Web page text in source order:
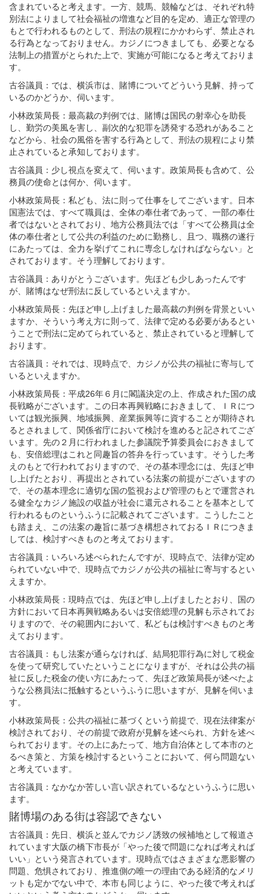
含まれていると考えます。一方、競馬、競輪などは、それぞれ特
別法によりまして社会福祉の増進など目的を定め、適正な管理の
もとで行われるものとして、刑法の規程にかかわらず、禁止され
る行為となっておりません。カジノにつきましても、必要となる
法制上の措置がとられた上で、実施が可能になると考えておりま
す。
古谷議員：では、横浜市は、賭博についてどういう見解、持って
いるのかどうか、伺います。
小林政策局長：最高裁の判例では、賭博は国民の射幸心を助長
し、勤労の美風を害し、副次的な犯罪を誘発する恐れがあること
などから、社会の風俗を害する行為として、刑法の規程により禁
止されていると承知しております。
古谷議員：少し視点を変えて、伺います。政策局長も含めて、公
務員の使命とは何か、伺います。
小林政策局長：私ども、法に則って仕事をしてございます。日本
国憲法では、すべて職員は、全体の奉仕者であって、一部の奉仕
者ではないとされており、地方公務員法では「すべて公務員は全
体の奉仕者として公共の利益のために勤務し、且つ、職務の遂行
にあたっては、全力を挙げてこれに専念しなければならない」と
されております。そう理解しております。
古谷議員：ありがとうございます。先ほども少しあったんです
が、賭博はなぜ刑法に反しているといえますか。
小林政策局長：先ほど申し上げました最高裁の判例を背景といい
ますか、そういう考え方に則って、法律で定める必要があるとい
うことで刑法に定めてられていると、禁止されていると理解して
おります。
古谷議員：それでは、現時点で、カジノが公共の福祉に寄与して
いるといえますか。
小林政策局長：平成26年６月に閣議決定の上、作成された国の成
長戦略がございます。この日本再興戦略におきまして、ＩＲにつ
いては観光振興、地域振興、産業振興等に資することが期待され
るとされまして、関係省庁において検討を進めると記されてござ
います。先の２月に行われました参議院予算委員会におきまして
も、安倍総理はこれと同趣旨の答弁を行っています。そうした考
えのもとで行われておりますので、その基本理念には、先ほど申
し上げたとおり、再提出とされている法案の前提がございますの
で、その基本理念に適切な国の監視および管理のもとで運営され
る健全なカジノ施設の収益が社会に還元されることを基本として
行われるものというふうに記載されてございます。こうしたこと
も踏まえ、この法案の趣旨に基づき構想されておるＩＲにつきま
しては、検討すべきものと考えております。
古谷議員：いろいろ述べられたんですが、現時点で、法律が定め
られていない中で、現時点でカジノが公共の福祉に寄与するとい
えますか。
小林政策局長：現時点では、先ほど申し上げましたとおり、国の
方針において日本再興戦略あるいは安倍総理の見解も示されてお
りますので、その範囲内において、私どもは検討すべきものと考
えております。
古谷議員：もし法案が通らなければ、結局犯罪行為に対して税金
を使って研究していたということになりますが、それは公共の福
祉に反した税金の使い方にあたって、先ほど政策局長が述べたよ
うな公務員法に抵触するというふうに思いますが、見解を伺いま
す。
小林政策局長：公共の福祉に基づくという前提で、現在法律案が
検討されており、その前提で政府が見解を述べられ、方針を述べ
られております。その上にあたって、地方自治体として本市のと
るべき策と、方策を検討するということにおいて、何ら問題ない
と考えています。
古谷議員：なかなか苦しい言い訳されているなというふうに思い
ます。
賭博場のある街は容認できない
古谷議員：先日、横浜と並んでカジノ誘致の候補地として報道さ
れています大阪の橋下市長が「やった後で問題になれば考えれば
いい」という発言されています。現時点ではさまざまな悪影響の
問題、危惧されており、推進側の唯一の理由である経済的なメリ
ットも定かでない中で、本市も同じように、やった後で考えれば